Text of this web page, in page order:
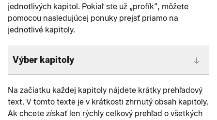
jednotlivých kapitol. Pokiaľ ste už „profík“, môžete
pomocou nasledujúcej ponuky prejsť priamo na
jednotlivé kapitoly.
Výber kapitoly
Na začiatku každej kapitoly nájdete krátky prehľadový
text. V tomto texte je v krátkosti zhrnutý obsah kapitoly.
Ak chcete získať len rýchly celkový prehľad o všetkých